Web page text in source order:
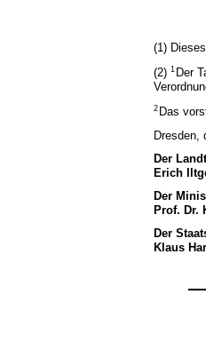
(1)
(2)1 Der
2 Das
Dresden,
Der
Erich
Der
Prof. Dr.
Der
Klaus